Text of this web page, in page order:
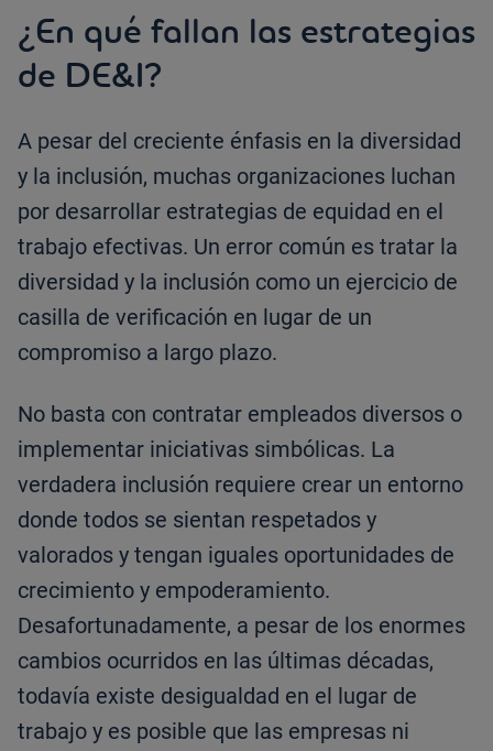
¿En qué fallan las estrategias
de DE&I?
A pesar del creciente énfasis en la diversidad
y la inclusión, muchas organizaciones luchan
por desarrollar estrategias de equidad en el
trabajo efectivas. Un error común es tratar la
diversidad y la inclusión como un ejercicio de
casilla de verificación en lugar de un
compromiso a largo plazo.
No basta con contratar empleados diversos o
implementar iniciativas simbólicas. La
verdadera inclusión requiere crear un entorno
donde todos se sientan respetados y
valorados y tengan iguales oportunidades de
crecimiento y empoderamiento.
Desafortunadamente, a pesar de los enormes
cambios ocurridos en las últimas décadas,
todavía existe desigualdad en el lugar de
trabajo y es posible que las empresas ni